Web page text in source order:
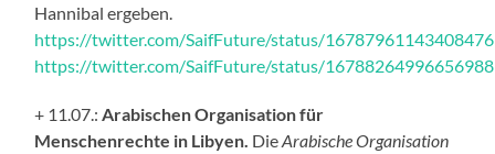
Hannibal ergeben.
https://twitter.com/SaifFuture/status/
https://twitter.com/SaifFuture/status/
+ 11.07.:Arabischen Organisation für
Menschenrechte in Libyen. DieArabische Organisation